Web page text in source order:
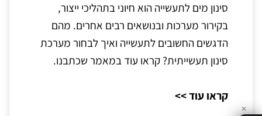
סינון מים לתעשייה הוא חיוני בתהליכי ייצור,
בקירור מערכות ובנושאים רבים אחרים. מהם
הדגשים החשובים לתעשייה ואיך לבחור מערכת
סינון תעשייתית? קראו עוד במאמר שכתבנו.
קראו עוד >>
✕